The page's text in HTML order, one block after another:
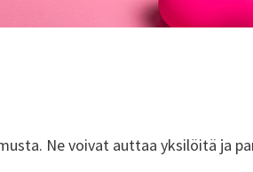
Ne voivat auttaa yksilöitä ja